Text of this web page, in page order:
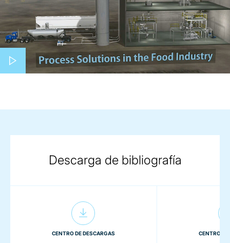
Play video
Descarga de bibliografía
CENTRO DE DESCARGAS CENTRO